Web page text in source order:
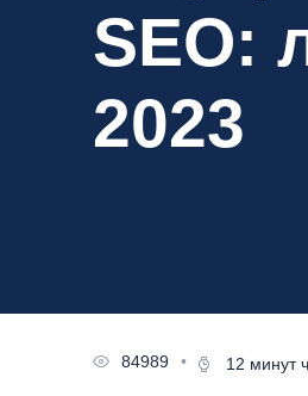
SEO:
2023
84989 • 12 минут